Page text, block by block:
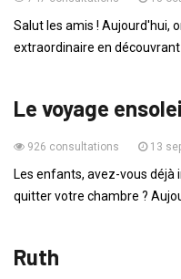
Salut les amis ! Aujourd'hui,
extraordinaire en
Le voyage
926 consultations 13
Les enfants, avez-vous déjà
quitter votre chambre ?
Ruth